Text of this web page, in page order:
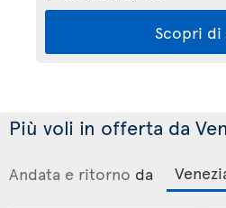
Scopri di
Più voli in offerta da
Andata e ritorno da